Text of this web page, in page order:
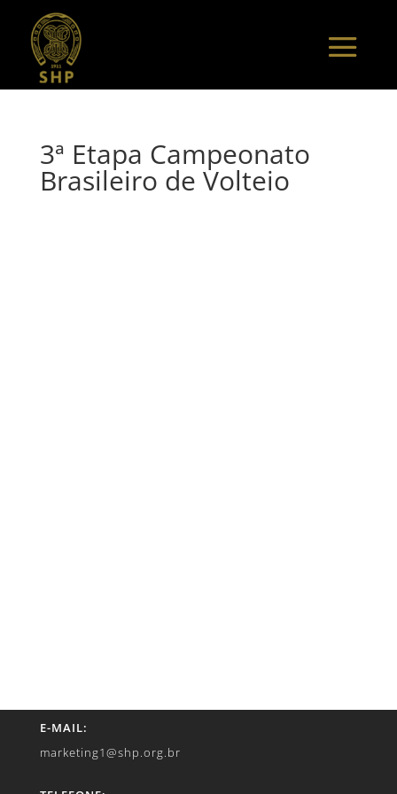
3ª Etapa Campeonato
Brasileiro de Volteio
E-MAIL:
marketing1@shp.org.br